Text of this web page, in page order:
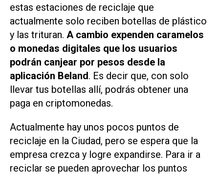
estas estaciones de reciclaje que
actualmente solo reciben botellas de plástico
y las trituran. A cambio expenden caramelos
o monedas digitales que los usuarios
podrán canjear por pesos desde la
aplicación Beland. Es decir que, con solo
llevar tus botellas allí, podrás obtener una
paga en criptomonedas.
Actualmente hay unos pocos puntos de
reciclaje en la Ciudad, pero se espera que la
empresa crezca y logre expandirse. Para ir a
reciclar se pueden aprovechar los puntos